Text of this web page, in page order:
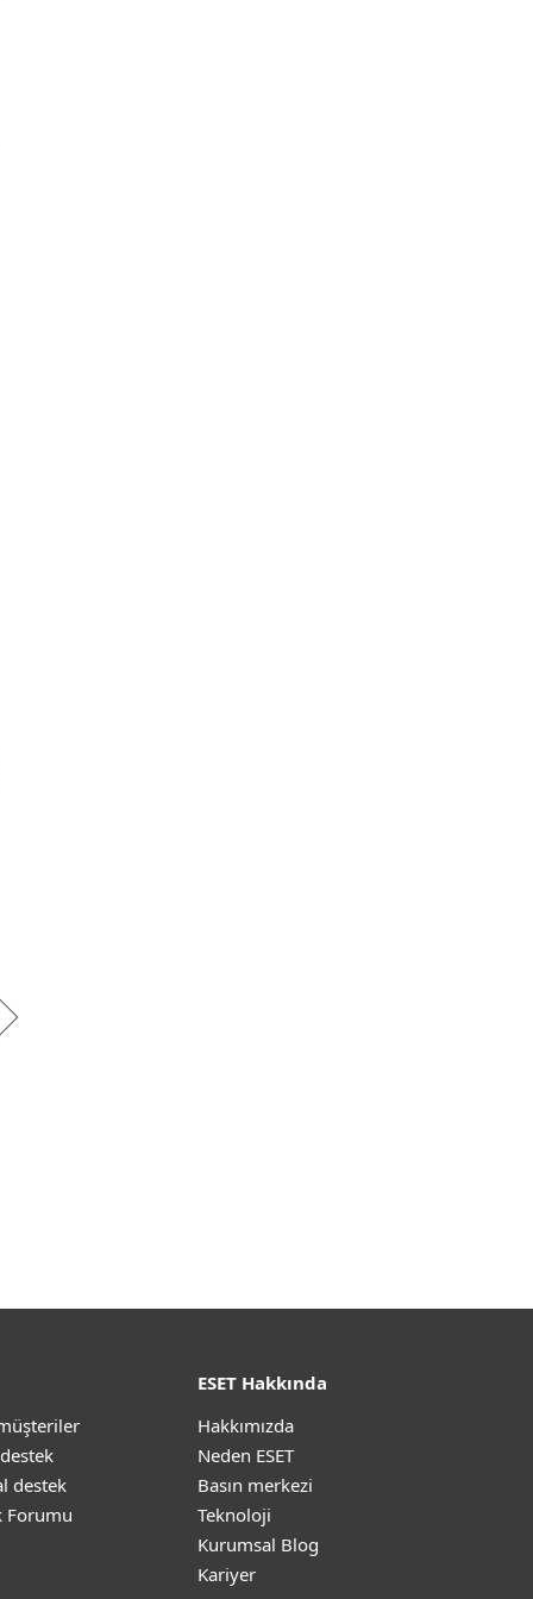
destek
Forumu
ESET Hakkında
Hakkımızda
Neden ESET
Basın merkezi
Teknoloji
Kurumsal Blog
Kariyer